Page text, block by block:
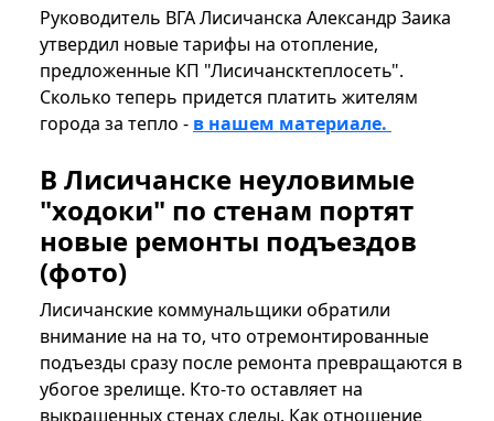
Руководитель ВГА Лисичанска Александр Заика
утвердил новые тарифы на отопление,
предложенные КП "Лисичансктеплосеть".
Сколько теперь придется платить жителям
города за тепло - в нашем материале.
В Лисичанске неуловимые
"ходоки" по стенам портят
новые ремонты подъездов
(фото)
Лисичанские коммунальщики обратили
внимание на на то, что отремонтированные
подъезды сразу после ремонта превращаются в
убогое зрелище. Кто-то оставляет на
выкрашенных стенах следы. Как отношение